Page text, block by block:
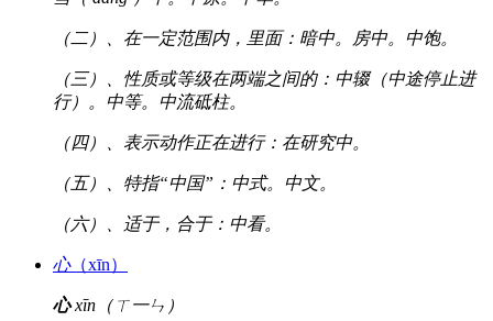
（二）、在一定范围内，里面：暗中。房中。中饱。
（三）、性质或等级在两端之间的：中辍（中途停止进
行）。中等。中流砥柱。
（四）、表示动作正在进行：在研究中。
（五）、特指“中国”：中式。中文。
（六）、适于，合于：中看。
心（xīn）
心xīn（ㄒ一ㄣ）